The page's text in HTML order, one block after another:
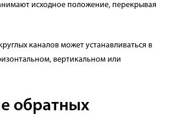
исходное положение, перекрывая
каналов может устанавливаться в
вертикальном или
обратных